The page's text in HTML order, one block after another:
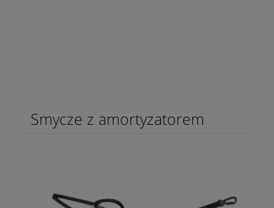
Smycze z amortyzatorem